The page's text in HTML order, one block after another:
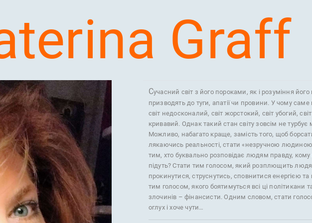
Graff
Сучасний світ з його пороками, як і розуміння його
призводять до туги, апатії чи провини. У чому
світ недосконалий, світ жорстокий, світ убогий,
кривавий. Однак такий стан світу зовсім не
Можливо, набагато краще, замість того, щоб
лякаючись реальності, стати «незручною
тим, хто буквально розповідає людям правду, кому
підуть? Стати тим голосом, який розплющить
прокинутися, струснутись, сповнитися енергією та
тим голосом, якого боятимуться всі ці політикани
злочинів – фінансисти. Одним словом, стати
оглух і хоче чути…